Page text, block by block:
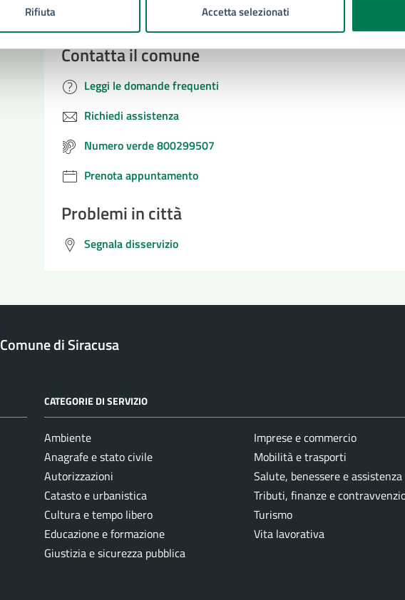
Rifiuta Accetta selezionati
Contatta il comune
Leggi le domande frequenti
Richiedi assistenza
Numero verde 800299507
Prenota appuntamento
Problemi in città
Segnala disservizio
Comune di Siracusa
CATEGORIE DI SERVIZIO
Ambiente
Anagrafe e stato civile
Autorizzazioni
Catasto e urbanistica
Cultura e tempo libero
Educazione e formazione
Giustizia e sicurezza pubblica
Imprese e commercio
Mobilità e trasporti
Salute, benessere e assistenza
Tributi, finanze e
Turismo
Vita lavorativa